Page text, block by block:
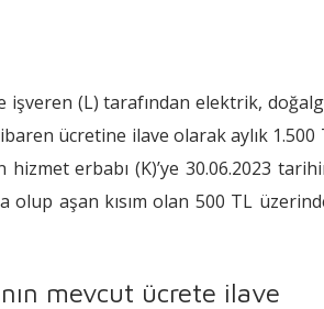
işveren (L) tarafından elektrik,
ücretine ilave olarak aylık 1.500
erbabı (K)’ye 30.06.2023
olup aşan kısım olan 500 TL
mevcut ücrete ilave